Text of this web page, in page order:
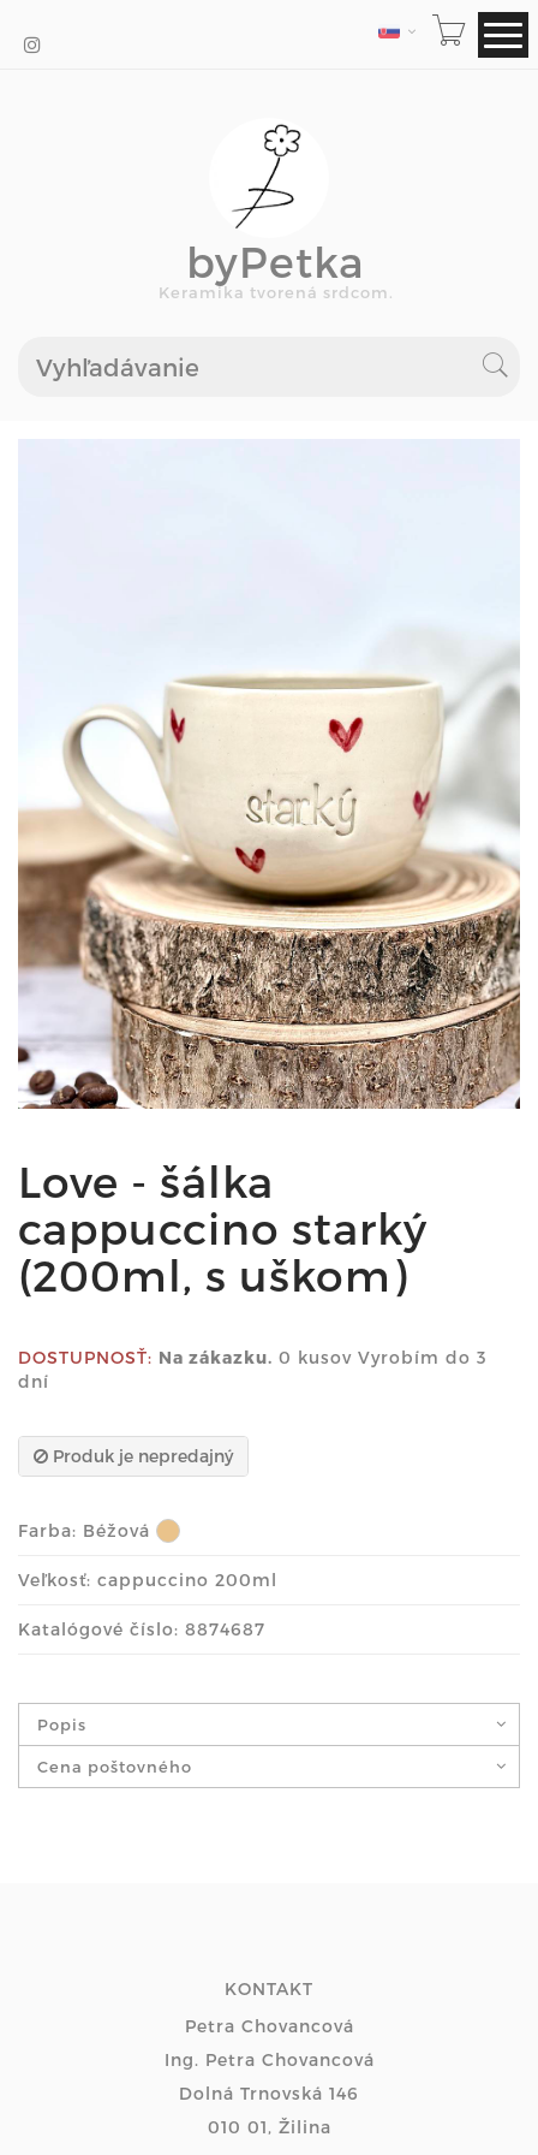
JAZYK
byPetka
Keramika tvorená srdcom.
Love - šálka
cappuccino starký
(200ml, s uškom)
DOSTUPNOSŤ: Na zákazku. 0 kusov Vyrobím do 3
dní
Produk je nepredajný
Farba: Béžová
Veľkosť: cappuccino 200ml
Katalógové číslo: 8874687
Popis
Cena poštovného
KONTAKT
Petra Chovancová
Ing. Petra Chovancová
Dolná Trnovská 146
010 01, Žilina